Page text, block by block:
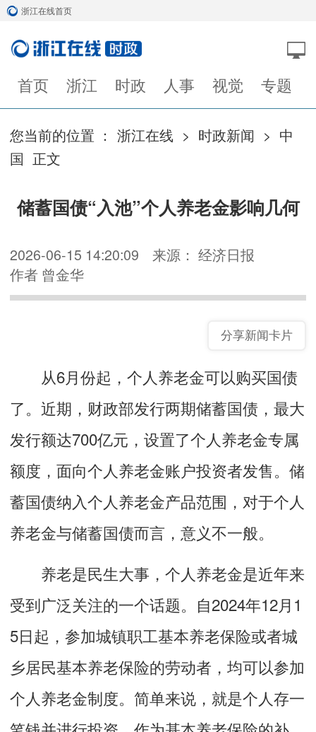
浙江在线首页
首页 浙江 时政 人事 视觉 专题
您当前的位置 ： 浙江在线 > 时政新闻 > 中
国 正文
储蓄国债“入池”个人养老金影响几何
2026-06-15 14:20:09
来源： 经济日报
作者 曾金华
分享新闻卡片
从6月份起，个人养老金可以购买国债
了。近期，财政部发行两期储蓄国债，最大
发行额达700亿元，设置了个人养老金专属
额度，面向个人养老金账户投资者发售。储
蓄国债纳入个人养老金产品范围，对于个人
养老金与储蓄国债而言，意义不一般。
养老是民生大事，个人养老金是近年来
受到广泛关注的一个话题。自2024年12月1
5日起，参加城镇职工基本养老保险或者城
乡居民基本养老保险的劳动者，均可以参加
个人养老金制度。简单来说，就是个人存一